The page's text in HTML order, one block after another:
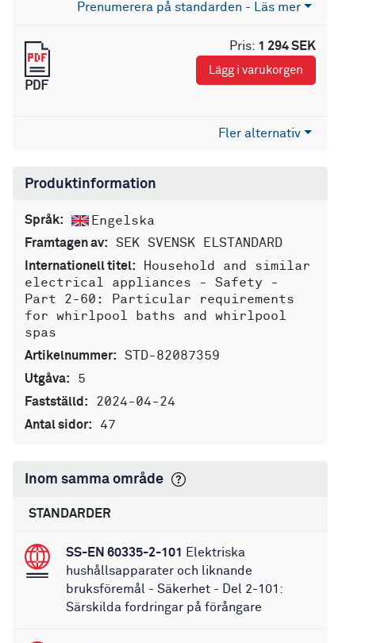
Prenumerera på standarden - Läs mer
Pris: 1 294 SEK
PDF
Lägg i varukorgen
Fler alternativ
Produktinformation
Språk: Engelska
Framtagen av: SEK SVENSK ELSTANDARD
Internationell titel:
Household and similar
electrical appliances - Safety -
Part 2-60: Particular requirements
for whirlpool baths and whirlpool
spas
Artikelnummer: STD-82087359
Utgåva: 5
Fastställd: 2024-04-24
Antal sidor: 47
Inom samma område
STANDARDER
SS-EN 60335-2-101
Elektriska
hushållsapparater och liknande
bruksföremål - Säkerhet - Del 2-101:
Särskilda fordringar på förångare